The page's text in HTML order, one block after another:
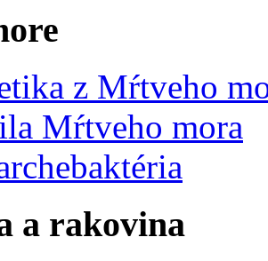
z Mŕtveho
Mŕtveho mora
a rakovina